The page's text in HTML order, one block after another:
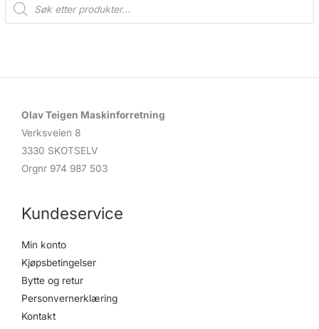
d
Olav Teigen Maskinforretning
Verksveien 8
3330 SKOTSELV
Orgnr 974 987 503
Kundeservice
Min konto
Kjøpsbetingelser
Bytte og retur
Personvernerklæring
Kontakt